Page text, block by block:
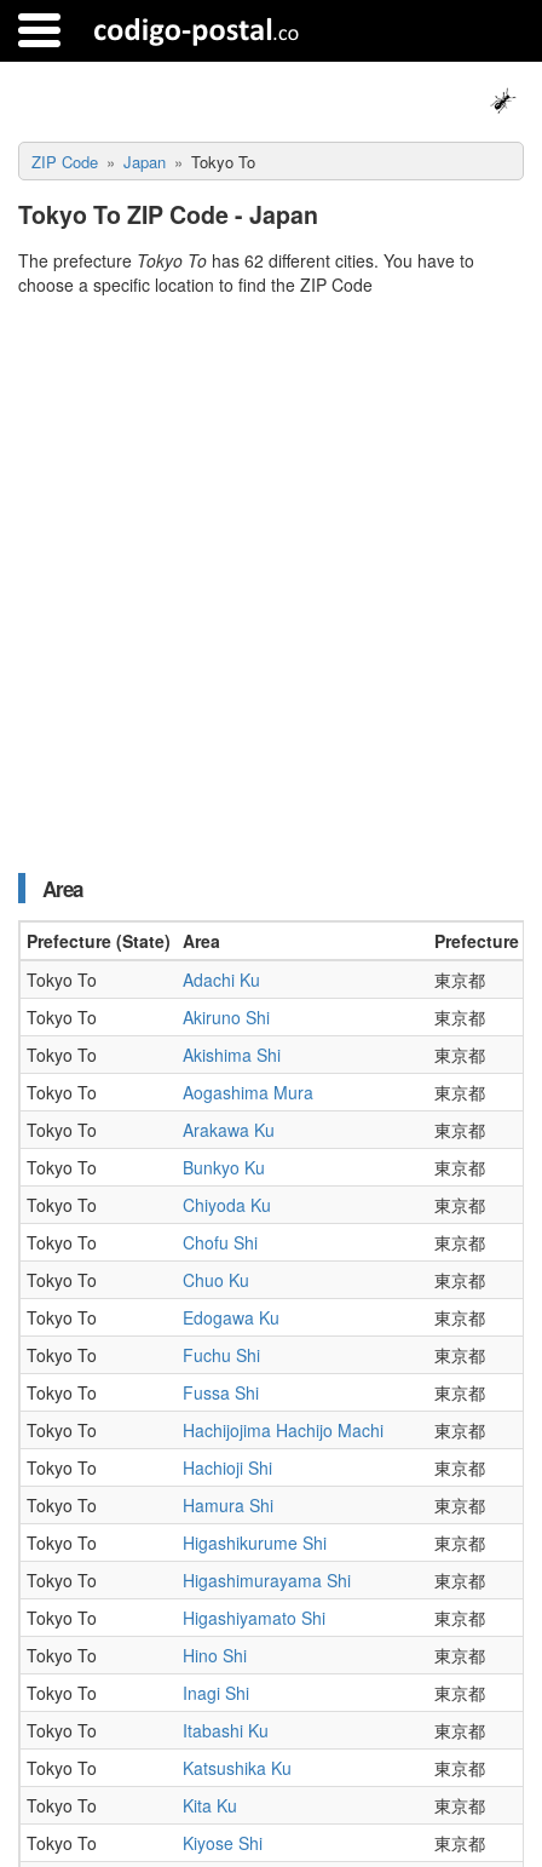
ZIP Code Japan Tokyo To
Tokyo To ZIP Code - Japan
The prefecture Tokyo To has 62 different cities. You have to
choose a specific location to find the ZIP Code
Area
Prefecture (State) Area
Prefecture
Tokyo To
Adachi Ku
東京都
Tokyo To
Akiruno Shi
東京都
Tokyo To
Akishima Shi
東京都
Tokyo To
Aogashima Mura
東京都
Tokyo To
Arakawa Ku
東京都
Tokyo To
Bunkyo Ku
東京都
Tokyo To
Chiyoda Ku
東京都
Tokyo To
Chofu Shi
東京都
Tokyo To
Chuo Ku
東京都
Tokyo To
Edogawa Ku
東京都
Tokyo To
Fuchu Shi
東京都
Tokyo To
Fussa Shi
東京都
Tokyo To
Hachijojima Hachijo Machi
東京都
Tokyo To
Hachioji Shi
東京都
Tokyo To
Hamura Shi
東京都
Tokyo To
Higashikurume Shi
東京都
Tokyo To
Higashimurayama Shi
東京都
Tokyo To
Higashiyamato Shi
東京都
Tokyo To
Hino Shi
東京都
Tokyo To
Inagi Shi
東京都
Tokyo To
Itabashi Ku
東京都
Tokyo To
Katsushika Ku
東京都
Tokyo To
Kita Ku
東京都
Tokyo To
Kiyose Shi
東京都